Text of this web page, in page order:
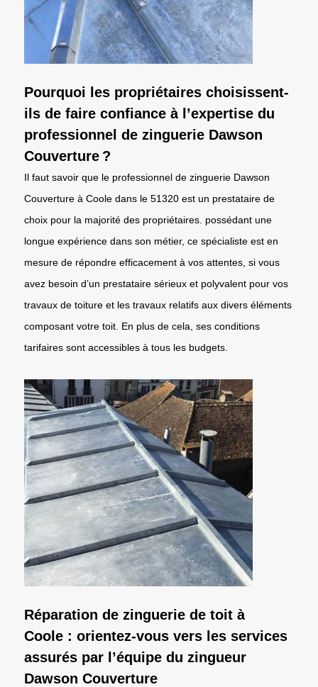
Pourquoi les propriétaires choisissent-
ils de faire confiance à l’expertise du
professionnel de zinguerie Dawson
Couverture ?
Il faut savoir que le professionnel de zinguerie Dawson
Couverture à Coole dans le 51320 est un prestataire de
choix pour la majorité des propriétaires. possédant une
longue expérience dans son métier, ce spécialiste est en
mesure de répondre efficacement à vos attentes, si vous
avez besoin d’un prestataire sérieux et polyvalent pour vos
travaux de toiture et les travaux relatifs aux divers éléments
composant votre toit. En plus de cela, ses conditions
tarifaires sont accessibles à tous les budgets.
Réparation de zinguerie de toit à
Coole : orientez-vous vers les services
assurés par l’équipe du zingueur
Dawson Couverture